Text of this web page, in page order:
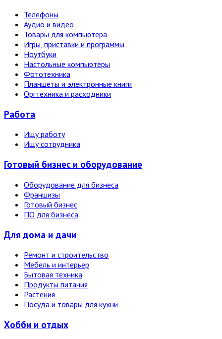
Телефоны
Аудио и видео
Товары для компьютера
Игры, приставки и программы
Ноутбуки
Настольные компьютеры
Фототехника
Планшеты и электронные книги
Оргтехника и расходники
Работа
Ищу работу
Ищу сотрудника
Готовый бизнес и оборудование
Оборудование для бизнеса
Франшизы
Готовый бизнес
ПО для бизнеса
Для дома и дачи
Ремонт и строительство
Мебель и интерьер
Бытовая техника
Продукты питания
Растения
Посуда и товары для кухни
Хобби и отдых